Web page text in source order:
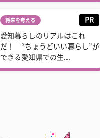
将来を考える PR
愛知暮らしのリアルはこれ
だ！ “ちょうどいい暮らし”が
できる愛知県での生...